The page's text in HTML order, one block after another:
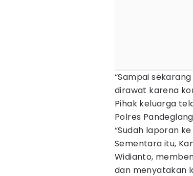
“Sampai
dirawat karena
Pihak keluarga
Polres
“Sudah laporan
Sementara itu,
Widianto,
dan menyatakan